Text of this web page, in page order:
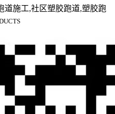
道施工,社区塑胶跑道,塑胶跑